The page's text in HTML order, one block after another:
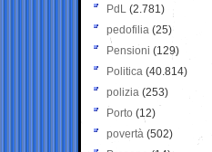
PdL (2.781)
pedofilia (25)
Pensioni (129)
Politica (40.814)
polizia (253)
Porto (12)
povertà (502)